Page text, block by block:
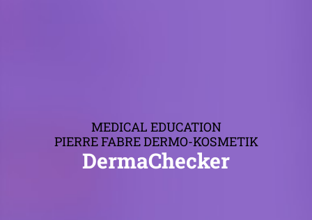
MEDICAL EDUCATION
PIERRE FABRE DERMO-KOSMETIK
DermaChecker